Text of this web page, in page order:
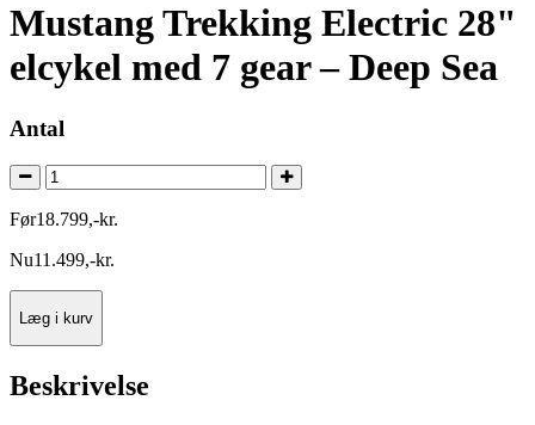
Mustang Trekking Electric 28"
elcykel med 7 gear – Deep Sea
Antal
Før18.799,-kr.
Nu11.499,-kr.
Læg i kurv
Beskrivelse